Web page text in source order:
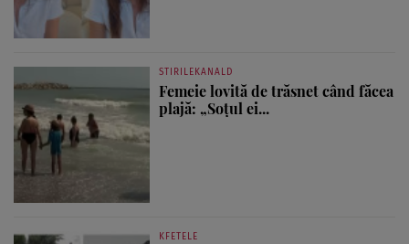
STIRILEKANALD
Femeie lovită de trăsnet când făcea
plajă: „Soțul ei...
KFETELE